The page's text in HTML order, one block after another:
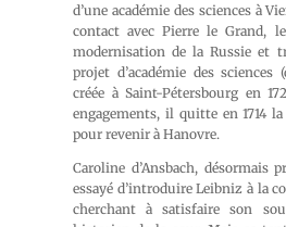
d’une académie des sciences à
contact avec Pierre le Grand,
modernisation de la Russie et
projet d’académie des
créée à Saint-Pétersbourg en
engagements, il quitte en 1714
pour revenir à Hanovre.
Caroline d’Ansbach, désormais
essayé d’introduire Leibniz à la
cherchant à satisfaire son